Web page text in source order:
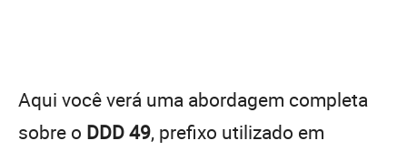
Aqui você verá uma abordagem completa
sobre o DDD 49, prefixo utilizado em